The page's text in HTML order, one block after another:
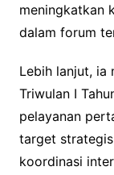
meningkatkan
dalam forum
Lebih lanjut, ia
Triwulan I
pelayanan
target
koordinasi